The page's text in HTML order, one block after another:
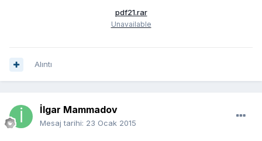
pdf21.rar
Unavailable
Alıntı
İlgar Mammadov
Mesaj tarihi: 23 Ocak 2015